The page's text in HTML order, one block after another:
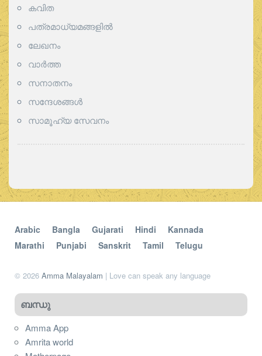
കവിത
പത്രമാധ്യമങ്ങളില്‍
ലേഖനം
വാര്‍ത്ത
സനാതനം
സന്ദേശങ്ങൾ
സാമൂഹ്യ സേവനം
Arabic Bangla Gujarati Hindi
Kannada
Marathi
Punjabi Sanskrit Tamil Telugu
© 2026 Amma Malayalam | Love can speak any language
ബന്ധു
Amma App
Amrita world